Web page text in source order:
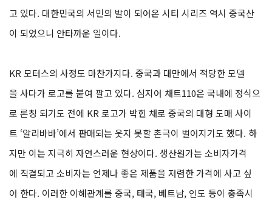
고 있다. 대한민국의 서민의 발이 되어온 시티 시리즈 역시 중국산
이 되었으니 안타까운 일이다.
KR 모터스의 사정도 마찬가지다. 중국과 대만에서 적당한 모델
을 사다가 로고를 붙여 팔고 있다. 심지어 채트110은 국내에 정식으
로 론칭 되기도 전에 KR 로고가 박힌 채로 중국의 대형 도매 사이
트 ‘알리바바’에서 판매되는 웃지 못할 촌극이 벌어지기도 했다. 하
지만 이는 지극히 자연스러운 현상이다. 생산원가는 소비자가격
에 직결되고 소비자는 언제나 좋은 제품을 저렴한 가격에 사고 싶
어 한다. 이러한 이해관계를 중국, 태국, 베트남, 인도 등이 충족시